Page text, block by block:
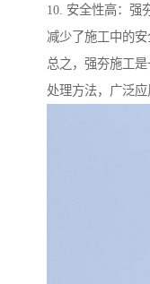
10. 安全性高：强
减少了施工中的安
总之，强夯施工
处理方法，广泛应